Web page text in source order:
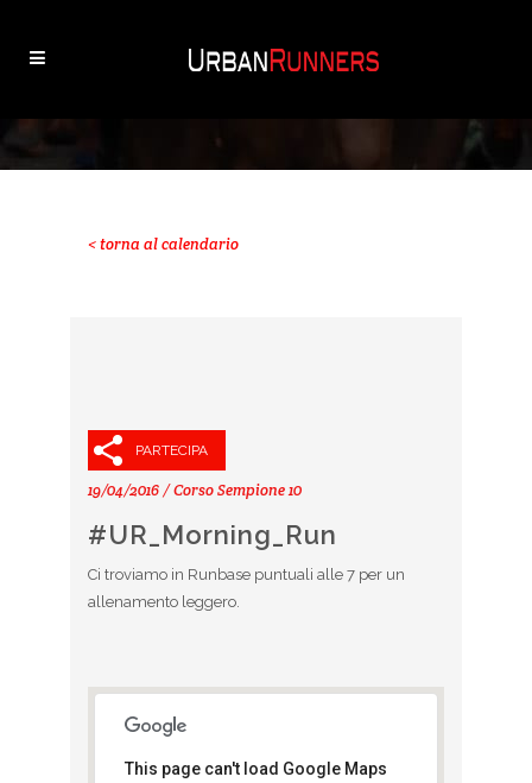
< torna al calendario
PARTECIPA
19/04/2016 / Corso Sempione 10
#UR_Morning_Run
Ci troviamo in Runbase puntuali alle 7 per un
allenamento leggero.
This page can't load Google Maps